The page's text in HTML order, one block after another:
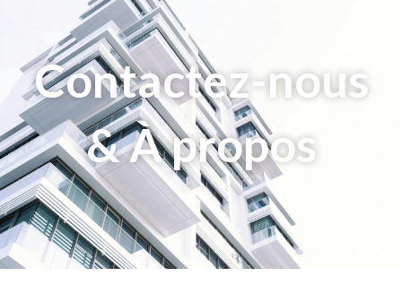
Contactez-nous
& À propos